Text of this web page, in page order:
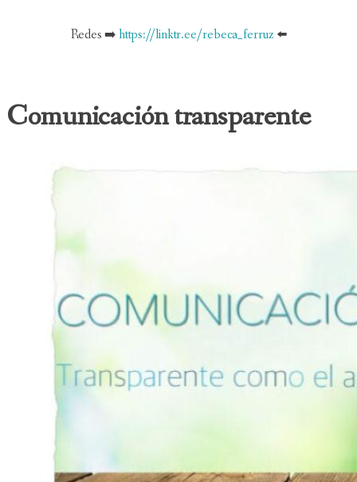
Redes ➡️https://linktr.ee/rebeca_ferruz ⬅️
Comunicación transparente